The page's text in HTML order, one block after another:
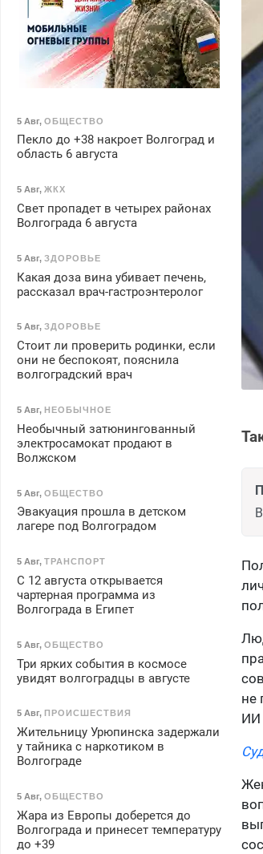
не
ИИ
5 Авг, ОБЩЕСТВО
Пекло до +38 накроет Волгоград и
область 6 августа
5 Авг, ЖКХ
Свет пропадет в четырех районах
Волгограда 6 августа
5 Авг, ЗДОРОВЬЕ
Какая доза вина убивает печень,
рассказал врач-гастроэнтеролог
5 Авг, ЗДОРОВЬЕ
Стоит ли проверить родинки, если
они не беспокоят, пояснила
волгоградский врач
5 Авг, НЕОБЫЧНОЕ
Необычный затюнингованный
электросамокат продают в
Волжском
5 Авг, ОБЩЕСТВО
Эвакуация прошла в детском
лагере под Волгоградом
5 Авг, ТРАНСПОРТ
С 12 августа открывается
чартерная программа из
Волгограда в Египет
5 Авг, ОБЩЕСТВО
Три ярких события в космосе
увидят волгоградцы в августе
5 Авг, ПРОИСШЕСТВИЯ
Жительницу Урюпинска задержали
у тайника с наркотиком в
Волгограде
5 Авг, ОБЩЕСТВО
Жара из Европы доберется до
Волгограда и принесет температуру
до +39